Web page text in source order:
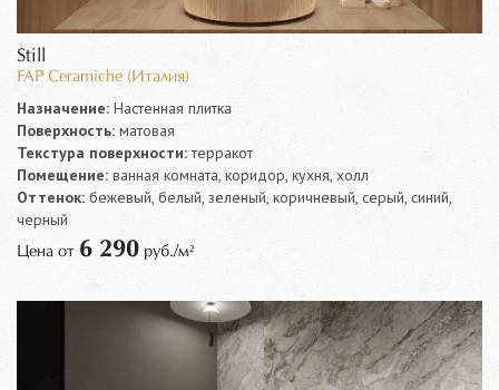
Still
FAP Ceramiche (Италия)
Назначение: Настенная плитка
Поверхность: матовая
Текстура поверхности:терракот
Помещение: ванная комната, коридор, кухня, холл
Оттенок: бежевый, белый, зеленый, коричневый, серый, синий,
черный
Цена от 6 290 руб./м²